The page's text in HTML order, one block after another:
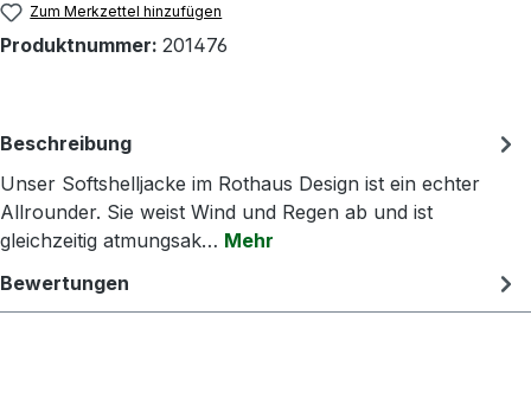
Zum Merkzettel hinzufügen
Produktnummer: 201476
Beschreibung
Unser Softshelljacke im Rothaus Design ist ein echter
Allrounder. Sie weist Wind und Regen ab und ist
gleichzeitig atmungsak… Mehr
Bewertungen